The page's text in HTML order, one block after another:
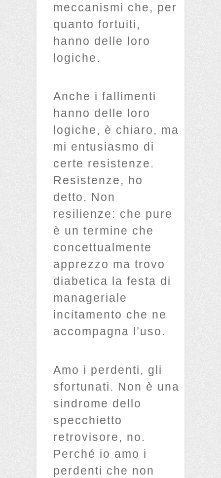
meccanismi che, per
quanto fortuiti,
hanno delle loro
logiche.
Anche i fallimenti
hanno delle loro
logiche, è chiaro, ma
mi entusiasmo di
certe resistenze.
Resistenze, ho
detto. Non
resilienze: che pure
è un termine che
concettualmente
apprezzo ma trovo
diabetica la festa di
manageriale
incitamento che ne
accompagna l’uso.
Amo i perdenti, gli
sfortunati. Non è una
sindrome dello
specchietto
retrovisore, no.
Perché io amo i
perdenti che non